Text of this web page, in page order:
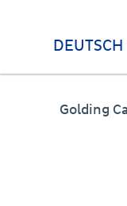
DEUTSCH
Golding